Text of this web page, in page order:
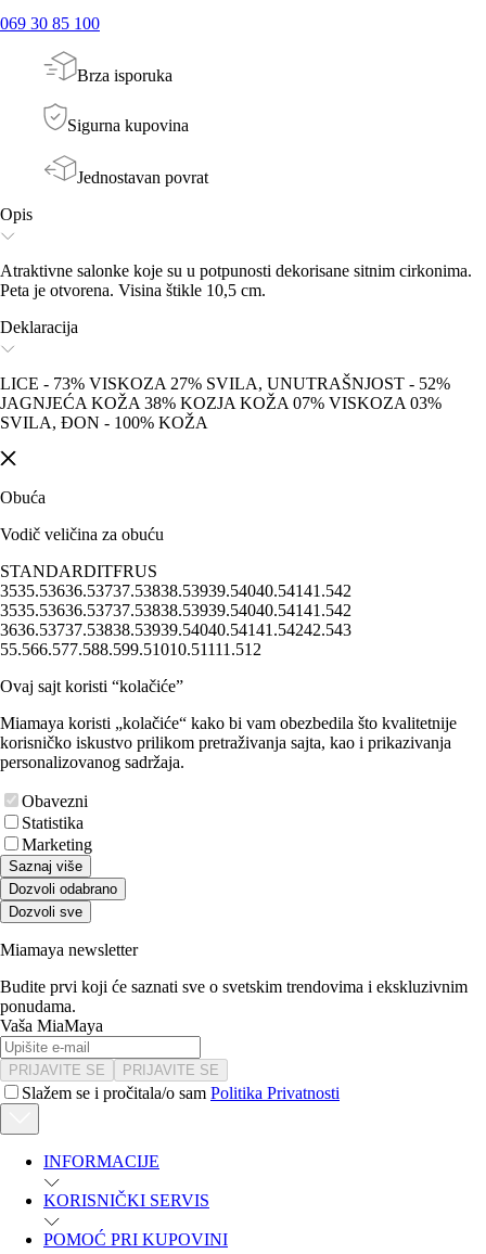
069 30 85 100
Brza isporuka
Sigurna kupovina
Jednostavan povrat
Opis
Atraktivne salonke koje su u potpunosti dekorisane sitnim cirkonima.
Peta je otvorena. Visina štikle 10,5 cm.
Deklaracija
LICE - 73% VISKOZA 27% SVILA, UNUTRAŠNJOST - 52%
JAGNJEĆA KOŽA 38% KOZJA KOŽA 07% VISKOZA 03%
SVILA, ĐON - 100% KOŽA
Obuća
Vodič veličina za obuću
STANDARDITFRUS
3535.53636.53737.53838.53939.54040.54141.542
3535.53636.53737.53838.53939.54040.54141.542
3636.53737.53838.53939.54040.54141.54242.543
55.566.577.588.599.51010.51111.512
Ovaj sajt koristi “kolačiće”
Miamaya koristi „kolačiće“ kako bi vam obezbedila što kvalitetnije
korisničko iskustvo prilikom pretraživanja sajta, kao i prikazivanja
personalizovanog sadržaja.
Obavezni
Statistika
Marketing
Saznaj više
Dozvoli odabrano
Dozvoli sve
Miamaya newsletter
Budite prvi koji će saznati sve o svetskim trendovima i ekskluzivnim
ponudama.
Vaša MiaMaya
PRIJAVITE SE PRIJAVITE SE
Slažem se i pročitala/o sam Politika Privatnosti
INFORMACIJE
KORISNIČKI SERVIS
POMOĆ PRI KUPOVINI